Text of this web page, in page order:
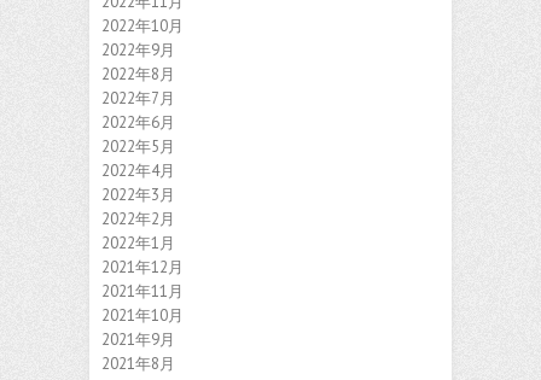
2022年10月
2022年9月
2022年8月
2022年7月
2022年6月
2022年5月
2022年4月
2022年3月
2022年2月
2022年1月
2021年12月
2021年11月
2021年10月
2021年9月
2021年8月